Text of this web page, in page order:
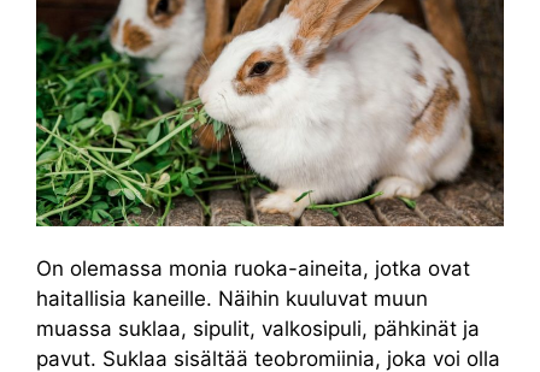
On olemassa monia ruoka-aineita, jotka ovat
haitallisia kaneille. Näihin kuuluvat muun
muassa suklaa, sipulit, valkosipuli, pähkinät ja
pavut. Suklaa sisältää teobromiinia, joka voi olla